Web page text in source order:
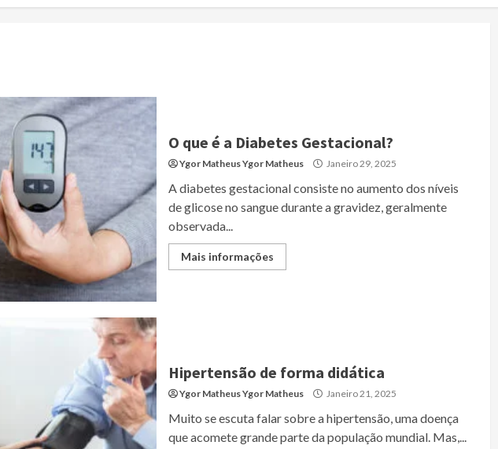
O que é a Diabetes Gestacional?
Ygor Matheus Ygor Matheus Janeiro 29, 2025
A diabetes gestacional consiste no aumento dos níveis
de glicose no sangue durante a gravidez, geralmente
observada...
Mais informações
Hipertensão de forma didática
Ygor Matheus Ygor Matheus Janeiro 21, 2025
Muito se escuta falar sobre a hipertensão, uma doença
que acomete grande parte da população mundial. Mas,...